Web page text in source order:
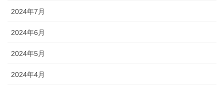
2024年7月
2024年6月
2024年5月
2024年4月